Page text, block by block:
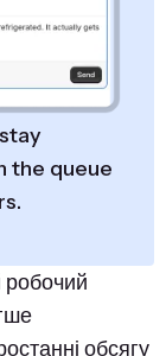
the queue
обсягу